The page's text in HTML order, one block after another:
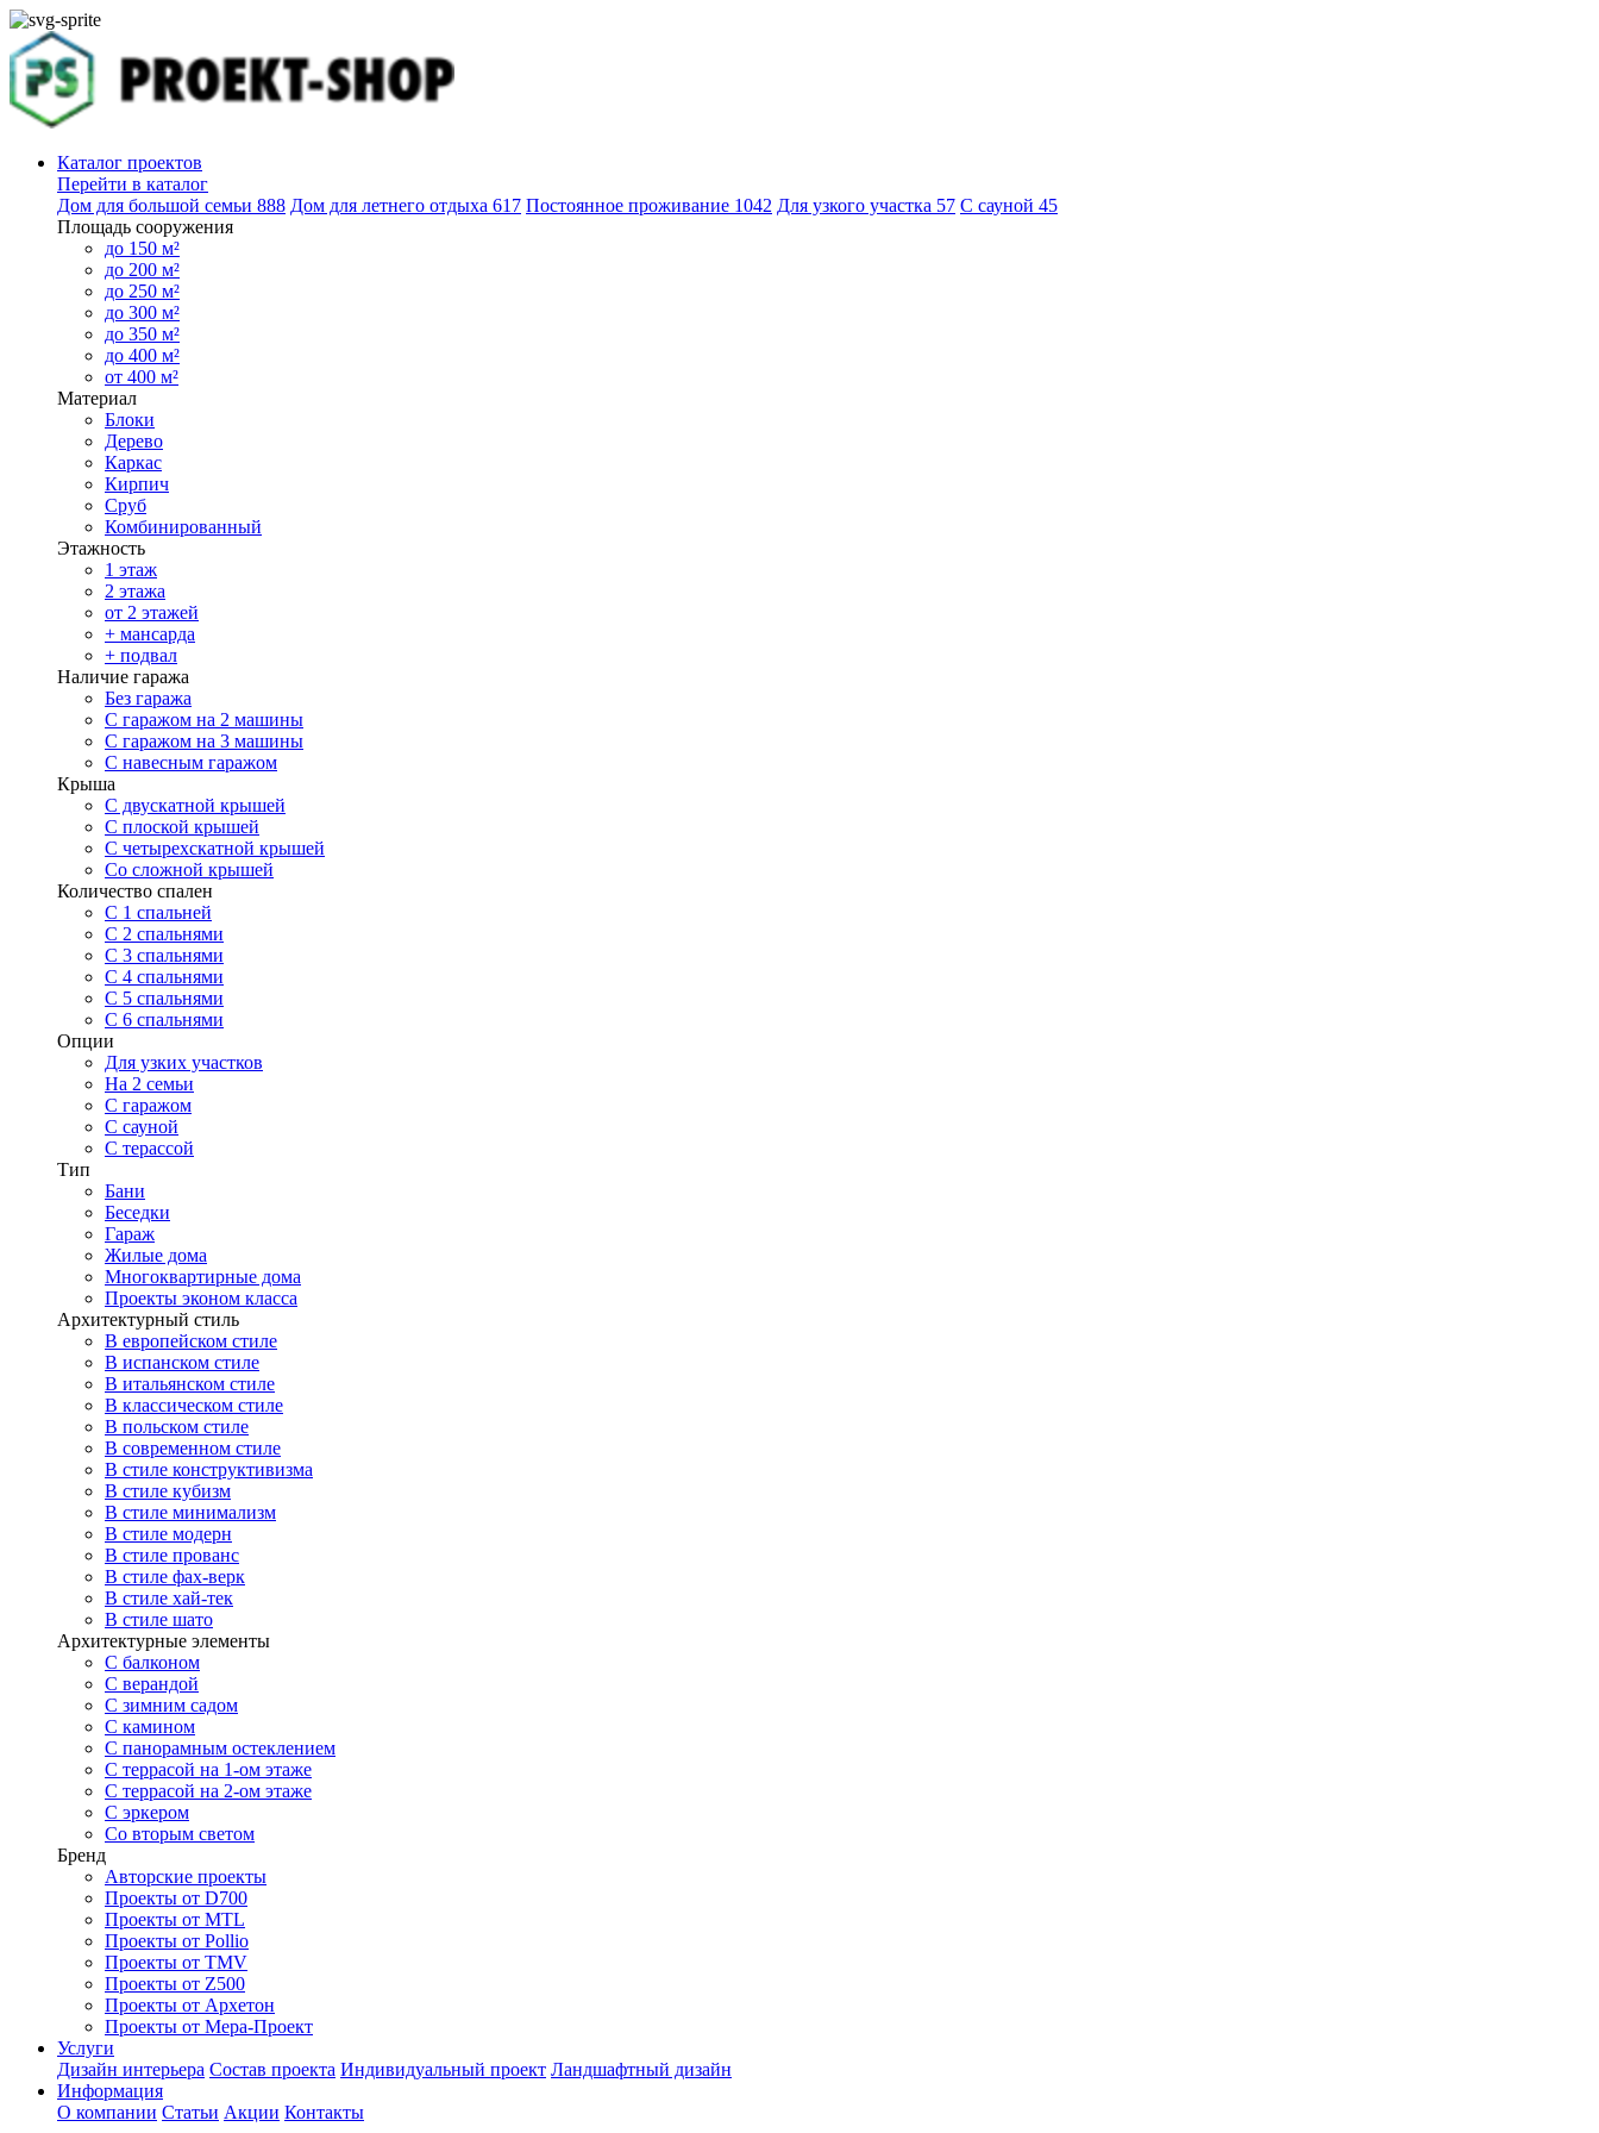
Каталог проектов
Перейти в каталог
Дом для большой семьи 888 Дом для летнего отдыха 617 Постоянное проживание 1042 Для узкого участка 57 С сауной 45
Площадь сооружения
до 150 м²
до 200 м²
до 250 м²
до 300 м²
до 350 м²
до 400 м²
от 400 м²
Материал
Блоки
Дерево
Каркас
Кирпич
Сруб
Комбинированный
Этажность
1 этаж
2 этажа
от 2 этажей
+ мансарда
+ подвал
Наличие гаража
Без гаража
С гаражом на 2 машины
С гаражом на 3 машины
С навесным гаражом
Крыша
С двускатной крышей
С плоской крышей
С четырехскатной крышей
Со сложной крышей
Количество спален
С 1 спальней
С 2 спальнями
С 3 спальнями
С 4 спальнями
С 5 спальнями
С 6 спальнями
Опции
Для узких участков
На 2 семьи
С гаражом
С сауной
С терассой
Тип
Бани
Беседки
Гараж
Жилые дома
Многоквартирные дома
Проекты эконом класса
Архитектурный стиль
В европейском стиле
В испанском стиле
В итальянском стиле
В классическом стиле
В польском стиле
В современном стиле
В стиле конструктивизма
В стиле кубизм
В стиле минимализм
В стиле модерн
В стиле прованс
В стиле фах-верк
В стиле хай-тек
В стиле шато
Архитектурные элементы
С балконом
С верандой
С зимним садом
С камином
С панорамным остеклением
С террасой на 1-ом этаже
С террасой на 2-ом этаже
С эркером
Со вторым светом
Бренд
Авторские проекты
Проекты от D700
Проекты от MTL
Проекты от Pollio
Проекты от TMV
Проекты от Z500
Проекты от Архетон
Проекты от Мера-Проект
Услуги
Дизайн интерьера Состав проекта Индивидуальный проект Ландшафтный дизайн
Информация
О компании Статьи Акции Контакты